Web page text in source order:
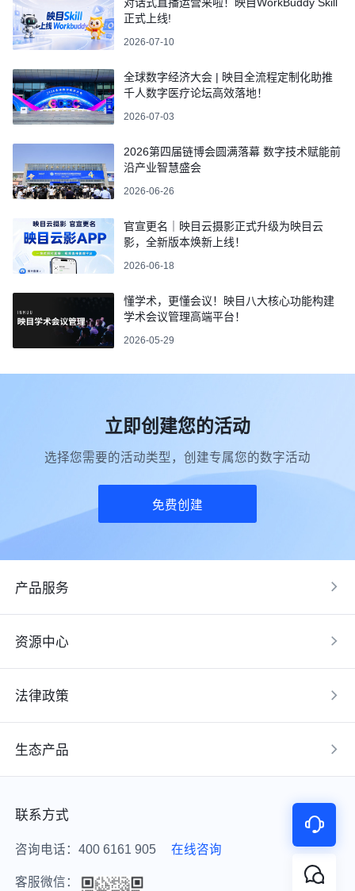
正式上线!
2026-07-10
全球数字经济大会 | 映目全流程定制化助推
千人数字医疗论坛高效落地！
2026-07-03
2026第四届链博会圆满落幕 数字技术赋能前
沿产业智慧盛会
2026-06-26
官宣更名｜映目云摄影正式升级为映目云
影，全新版本焕新上线！
2026-06-18
懂学术，更懂会议！映目八大核心功能构建
学术会议管理高端平台！
2026-05-29
立即创建您的活动
选择您需要的活动类型，创建专属您的数字活动
免费创建
产品服务
资源中心
法律政策
生态产品
联系方式
咨询电话：400 6161 905 在线咨询
客服微信：